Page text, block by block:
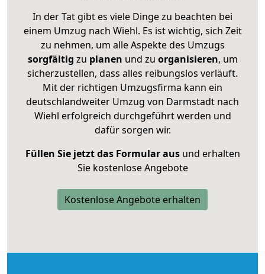
In der Tat gibt es viele Dinge zu beachten bei
einem Umzug nach Wiehl. Es ist wichtig, sich Zeit
zu nehmen, um alle Aspekte des Umzugs
sorgfältig zu planen und zu organisieren, um
sicherzustellen, dass alles reibungslos verläuft.
Mit der richtigen Umzugsfirma kann ein
deutschlandweiter Umzug von Darmstadt nach
Wiehl erfolgreich durchgeführt werden und
dafür sorgen wir.
Füllen Sie jetzt das Formular ausund erhalten
Sie kostenlose Angebote
Kostenlose Angebote erhalten